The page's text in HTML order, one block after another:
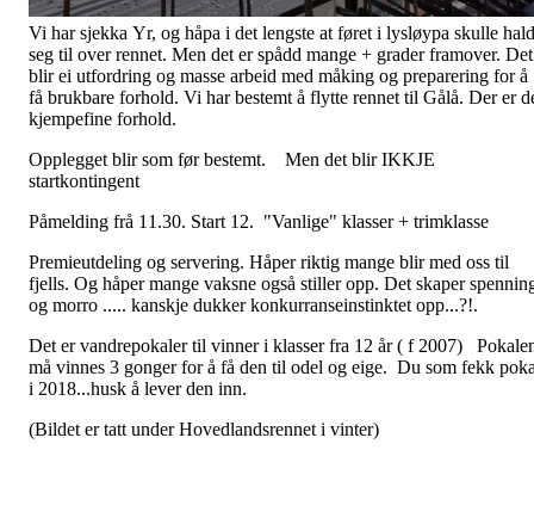
Vi har sjekka Yr, og håpa i det lengste at føret i lysløypa skulle
seg til over rennet. Men det er spådd mange + grader framover. Det
blir ei utfordring og masse arbeid med måking og preparering for å
få brukbare forhold. Vi har bestemt å flytte rennet til Gålå. Der er
kjempefine forhold.
Opplegget blir som før bestemt. Men det blir IKKJE
startkontingent
Påmelding frå 11.30. Start 12. "Vanlige" klasser + trimklasse
Premieutdeling og servering. Håper riktig mange blir med oss til
fjells. Og håper mange vaksne også stiller opp. Det skaper
og morro ..... kanskje dukker konkurranseinstinktet opp...?!.
Det er vandrepokaler til vinner i klasser fra 12 år ( f 2007)
må vinnes 3 gonger for å få den til odel og eige. Du som fekk
i 2018...husk å lever den inn.
(Bildet er tatt under Hovedlandsrennet i vinter)